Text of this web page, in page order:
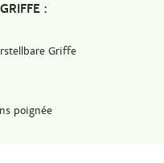
:
Griffe
poignée